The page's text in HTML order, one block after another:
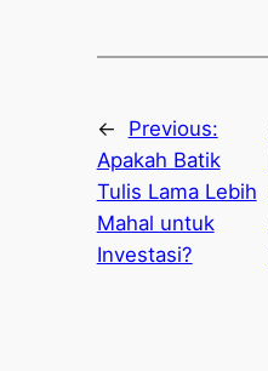
←
Previous:
Apakah Batik
Tulis Lama Lebih
Mahal untuk
Investasi?